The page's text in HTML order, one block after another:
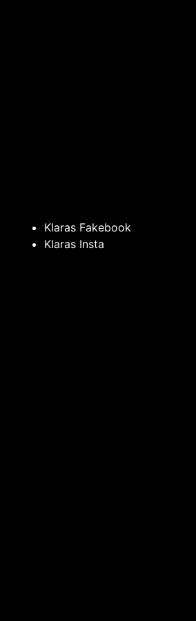
Klaras Fakebook
Klaras Insta